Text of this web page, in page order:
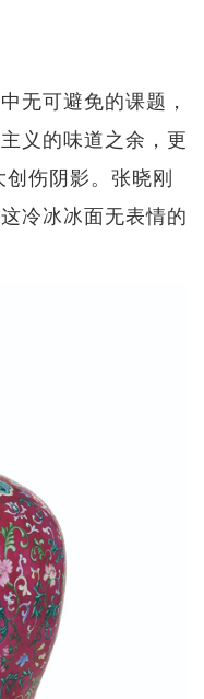
无可避免的课题，
义的味道之余，更
伤阴影。张晓刚
冷冰冰面无表情的